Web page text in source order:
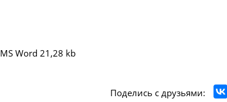
MS Word 21,28 kb
Поделись с друзьями: